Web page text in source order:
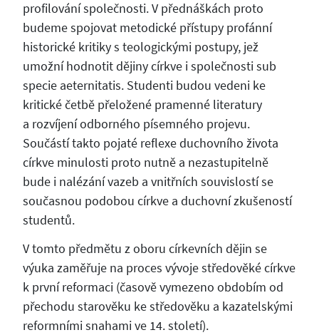
profilování společnosti. V přednáškách proto
budeme spojovat metodické přístupy profánní
historické kritiky s teologickými postupy, jež
umožní hodnotit dějiny církve i společnosti sub
specie aeternitatis. Studenti budou vedeni ke
kritické četbě přeložené pramenné literatury
a rozvíjení odborného písemného projevu.
Součástí takto pojaté reflexe duchovního života
církve minulosti proto nutně a nezastupitelně
bude i nalézání vazeb a vnitřních souvislostí se
současnou podobou církve a duchovní zkušeností
studentů.
V tomto předmětu z oboru církevních dějin se
výuka zaměřuje na proces vývoje středověké církve
k první reformaci (časově vymezeno obdobím od
přechodu starověku ke středověku a kazatelskými
reformními snahami ve 14. století).